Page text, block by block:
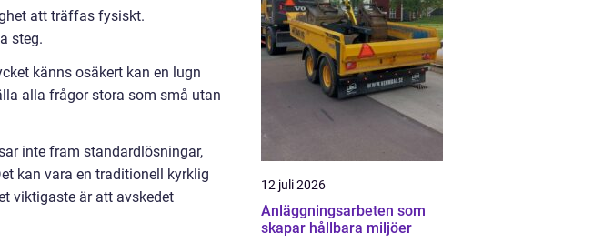
att träffas fysiskt.
steg.
känns osäkert kan en lugn
alla frågor stora som små utan
inte fram standardlösningar,
kan vara en traditionell kyrklig
viktigaste är att avskedet
12 juli 2026
Anläggningsarbeten som
skapar hållbara miljöer